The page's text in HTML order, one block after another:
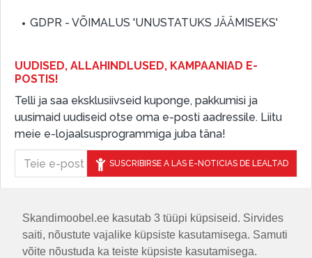
Skandimoobel.ee kasutab 3 tüüpi küpsiseid. Sirvides
saiti, nõustute vajalike küpsiste kasutamisega. Samuti
võite nõustuda ka teiste küpsiste kasutamisega.
GDPR - VÕIMALUS 'UNUSTATUKS JÄÄMISEKS'
UUDISED, ALLAHINDLUSED, KAMPAANIAD E-
POSTIS!
Telli ja saa eksklusiivseid kuponge, pakkumisi ja
uusimaid uudiseid otse oma e-posti aadressile. Liitu
meie e-lojaalsusprogrammiga juba täna!
SUSCRIBIRSE A LAS E-NOTICIAS DE LEALTAD
JÄLGIGE MEID SOTSIAALMEEDIAS